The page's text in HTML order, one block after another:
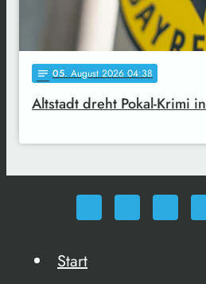
notes 05. August 2026 04:38
Altstadt dreht Pokal-Krimi
Start